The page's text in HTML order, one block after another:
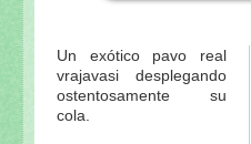
Un exótico pavo real
vrajavasi desplegando
ostentosamente su
cola.